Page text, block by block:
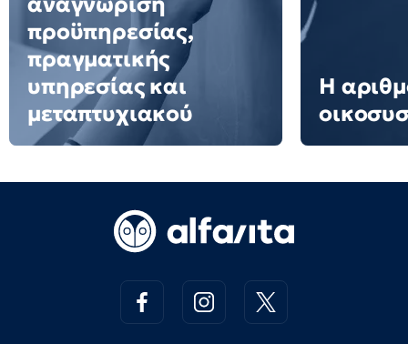
προϋπηρεσίας,
πραγματικής
υπηρεσίας και
μεταπτυχιακού
Η